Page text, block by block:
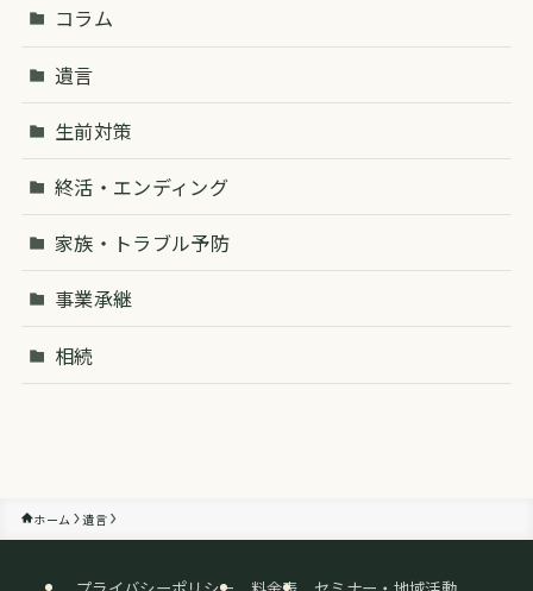
コラム
遺言
生前対策
終活・エンディング
家族・トラブル予防
事業承継
相続
ホーム 遺言